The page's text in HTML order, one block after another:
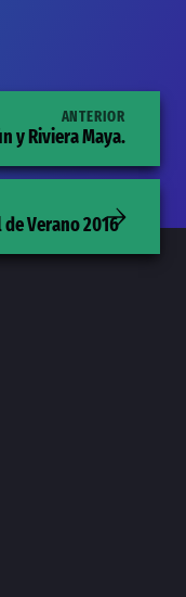
ANTERIOR
y Riviera Maya.
Verano 2016